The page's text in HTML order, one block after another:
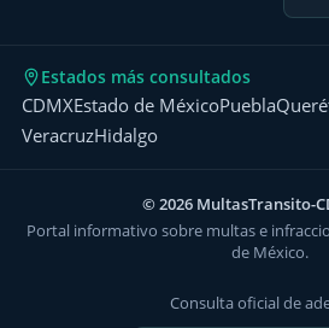
Estados más consultados
CDMXEstado de MéxicoPuebla
VeracruzHidalgo
© 2026 MultasTransito-
Portal informativo sobre multas e
de México.
Consulta oficial de